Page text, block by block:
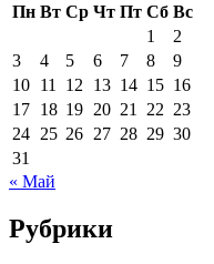
Пн Вт Ср Чт Пт Сб Вс
1
2
3
4 5 6 7 8
9
10 11 12 13 14 15 16
17 18 19 20 21 22 23
24 25 26 27 28 29 30
31
« Май
Рубрики